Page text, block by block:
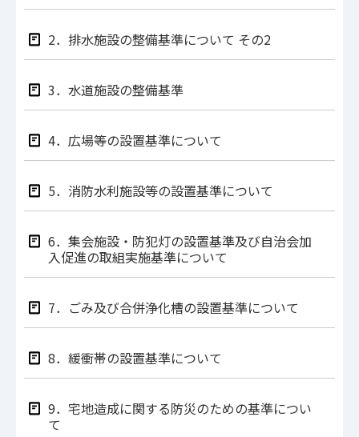
2．排水施設の整備基準について その2
3．水道施設の整備基準
4．広場等の設置基準について
5．消防水利施設等の設置基準について
6．集会施設・防犯灯の設置基準及び自治会加
入促進の取組実施基準について
7．ごみ及び合併浄化槽の設置基準について
8．緩衝帯の設置基準について
9．宅地造成に関する防災のための基準につい
て